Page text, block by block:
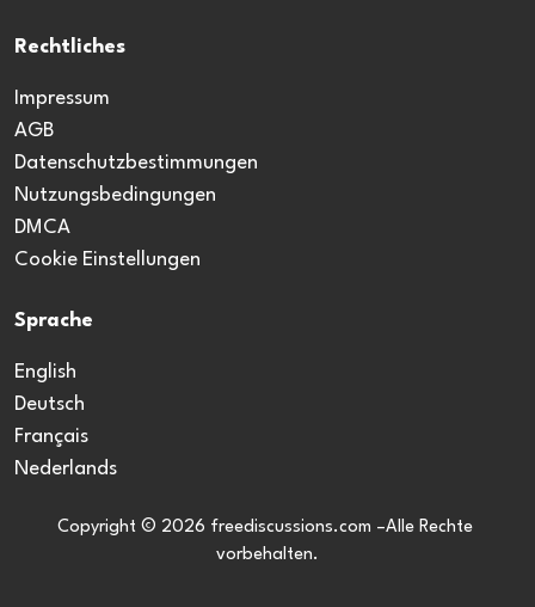
Rechtliches
Impressum
AGB
Datenschutzbestimmungen
Nutzungsbedingungen
DMCA
Cookie Einstellungen
Sprache
English
Deutsch
Français
Nederlands
Copyright © 2026 freediscussions.com –Alle Rechte
vorbehalten.